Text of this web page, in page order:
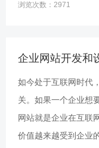
浏览次数：2971
企业网站开发和
如今处于互联网时代
关。如果一个企业想
网站就是企业在互联
价值越来越受到企业